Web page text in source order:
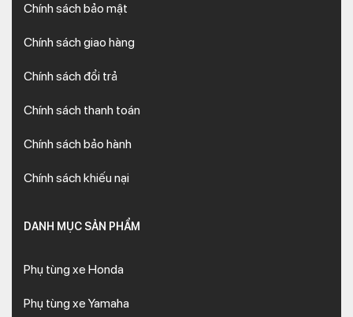
Chính sách bảo mật
Chính sách giao hàng
Chính sách đổi trả
Chính sách thanh toán
Chính sách bảo hành
Chính sách khiếu nại
DANH MỤC SẢN PHẨM
Phụ tùng xe Honda
Phụ tùng xe Yamaha